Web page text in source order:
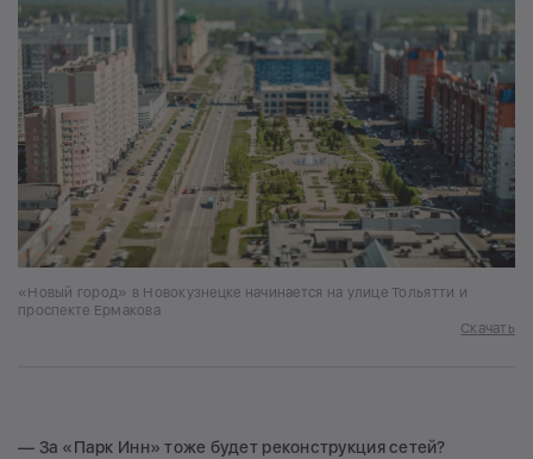
«Новый город» в Новокузнецке начинается на улице Тольятти и
проспекте Ермакова
Скачать
— За «Парк Инн» тоже будет реконструкция сетей?